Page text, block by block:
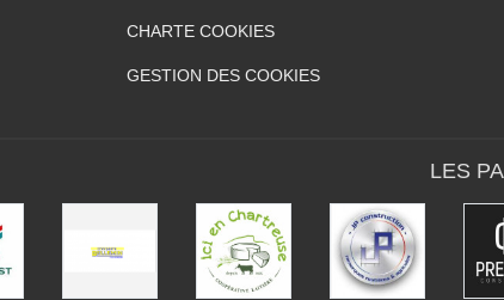
CHARTE COOKIES
GESTION DES COOKIES
LES